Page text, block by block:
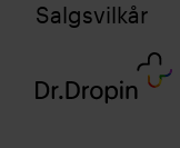
Salgsvilkår